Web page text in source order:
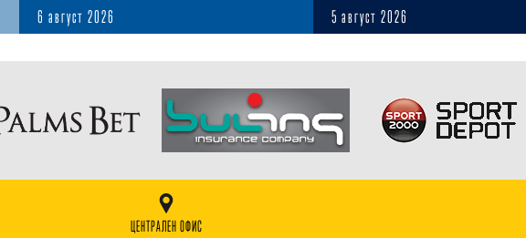
6 август 2026 5 август 2026
ЦЕНТРАЛЕН ОФИС